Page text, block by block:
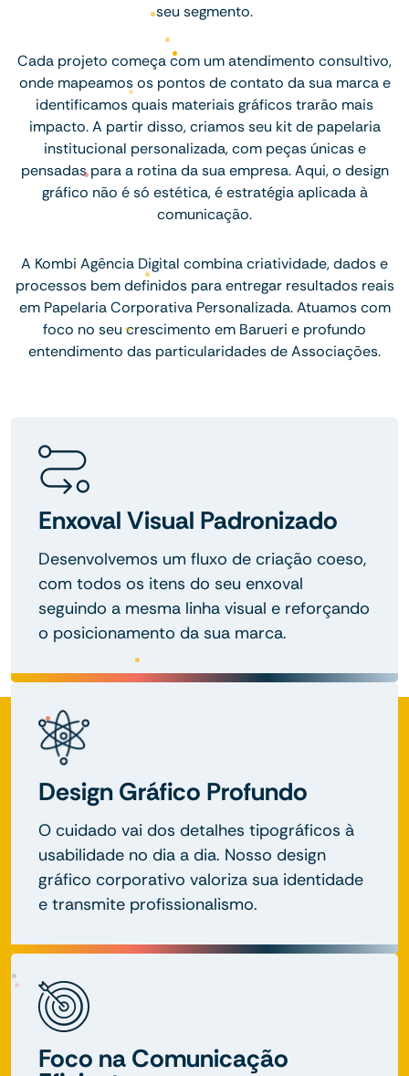
seu segmento.
Cada projeto começa com um atendimento consultivo,
onde mapeamos os pontos de contato da sua marca e
identificamos quais materiais gráficos trarão mais
impacto. A partir disso, criamos seu kit de papelaria
institucional personalizada, com peças únicas e
pensadas para a rotina da sua empresa. Aqui, o design
gráfico não é só estética, é estratégia aplicada à
comunicação.
A Kombi Agência Digital combina criatividade, dados e
processos bem definidos para entregar resultados reais
em Papelaria Corporativa Personalizada. Atuamos com
foco no seu crescimento em Barueri e profundo
entendimento das particularidades de Associações.
Enxoval Visual Padronizado
Desenvolvemos um fluxo de criação coeso,
com todos os itens do seu enxoval
seguindo a mesma linha visual e reforçando
o posicionamento da sua marca.
Design Gráfico Profundo
O cuidado vai dos detalhes tipográficos à
usabilidade no dia a dia. Nosso design
gráfico corporativo valoriza sua identidade
e transmite profissionalismo.
Foco na Comunicação